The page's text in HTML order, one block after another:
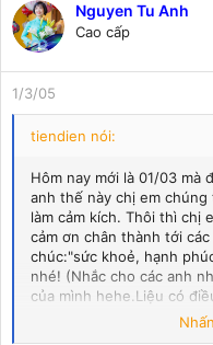
Nguyen Tu Anh
Cao cấp
1/3/05
tiendien nói:
Hôm nay mới là 01/03 mà
anh thế này chị em
làm cảm kích. Thôi thì chị
cảm ơn chân thành tới
chúc:"sức khoẻ, hạnh
nhé! (Nhắc cho các anh
của mình hehe.Liệu có
đáo như các anh không?)
E không biết mình có đủ